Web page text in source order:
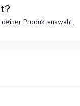
Produktauswahl.